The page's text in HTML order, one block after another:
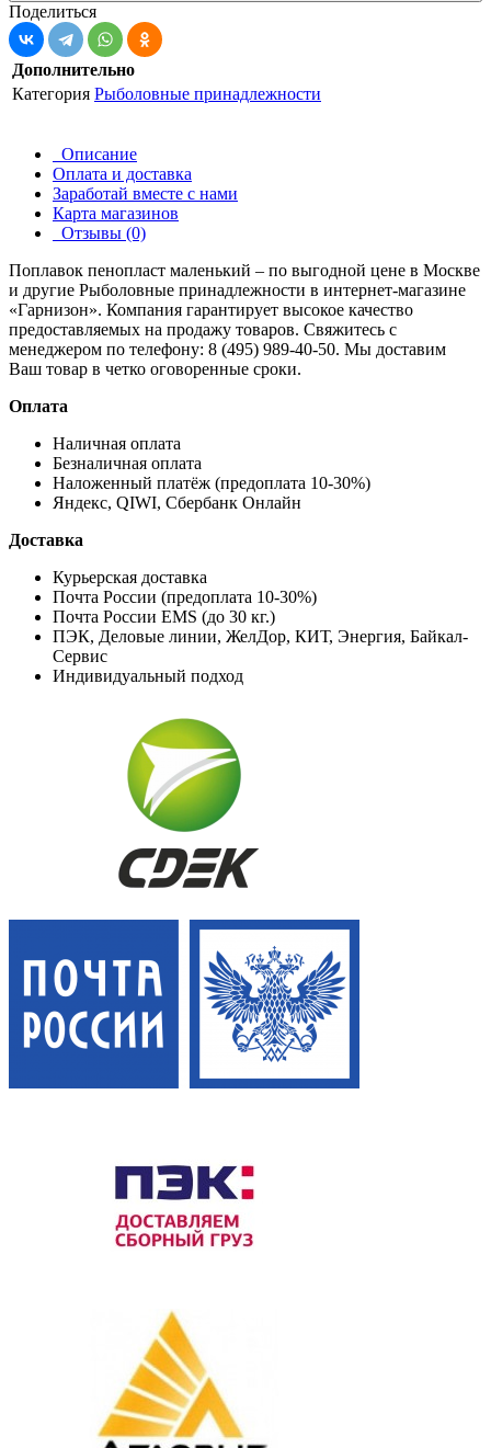
Поделиться
Дополнительно
Категория Рыболовные принадлежности
Описание
Оплата и доставка
Заработай вместе с нами
Карта магазинов
Отзывы (0)
Поплавок пенопласт маленький – по выгодной цене в Москве
и другие Рыболовные принадлежности в интернет-магазине
«Гарнизон». Компания гарантирует высокое качество
предоставляемых на продажу товаров. Свяжитесь с
менеджером по телефону: 8 (495) 989-40-50. Мы доставим
Ваш товар в четко оговоренные сроки.
Оплата
Наличная оплата
Безналичная оплата
Наложенный платёж (предоплата 10-30%)
Яндекс, QIWI, Сбербанк Онлайн
Доставка
Курьерская доставка
Почта России (предоплата 10-30%)
Почта России EMS (до 30 кг.)
ПЭК, Деловые линии, ЖелДор, КИТ, Энергия, Байкал-
Сервис
Индивидуальный подход